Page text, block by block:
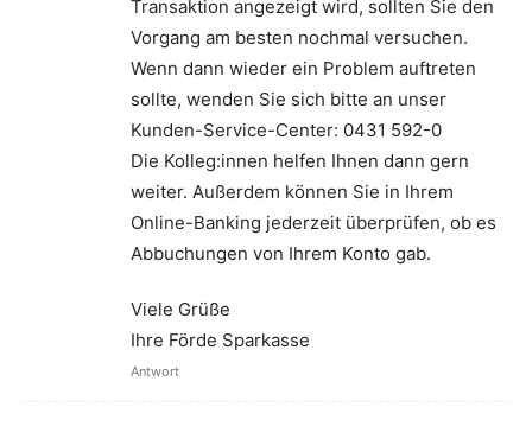
Transaktion angezeigt wird, sollten Sie den
Vorgang am besten nochmal versuchen.
Wenn dann wieder ein Problem auftreten
sollte, wenden Sie sich bitte an unser
Kunden-Service-Center: 0431 592-0
Die Kolleg:innen helfen Ihnen dann gern
weiter. Außerdem können Sie in Ihrem
Online-Banking jederzeit überprüfen, ob es
Abbuchungen von Ihrem Konto gab.
Viele Grüße
Ihre Förde Sparkasse
Antwort